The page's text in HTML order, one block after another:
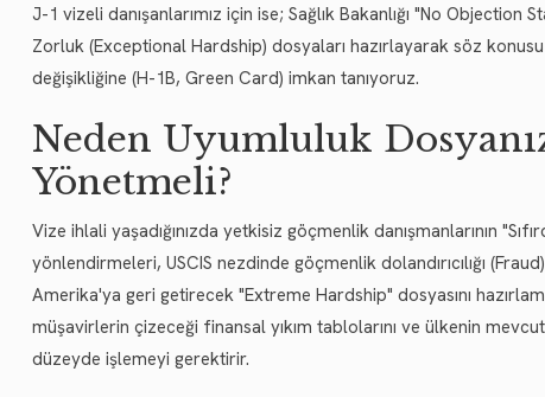
J-1 vizeli danışanlarımız için ise; Sağlık Bakanlığı "No
Zorluk (Exceptional Hardship) dosyaları hazırlayarak söz
değişikliğine (H-1B, Green Card) imkan tanıyoruz.
Neden Uyumluluk
Yönetmeli?
Vize ihlali yaşadığınızda yetkisiz göçmenlik danışmanlarının
yönlendirmeleri, USCIS nezdinde göçmenlik dolandırıcılığı
Amerika'ya geri getirecek "Extreme Hardship" dosyasını
müşavirlerin çizeceği finansal yıkım tablolarını ve ülkenin
düzeyde işlemeyi gerektirir.